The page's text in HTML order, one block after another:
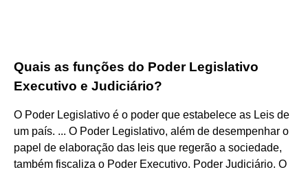
Quais as funções do Poder Legislativo
Executivo e Judiciário?
O Poder Legislativo é o poder que estabelece as Leis de
um país. ... O Poder Legislativo, além de desempenhar o
papel de elaboração das leis que regerão a sociedade,
também fiscaliza o Poder Executivo. Poder Judiciário. O